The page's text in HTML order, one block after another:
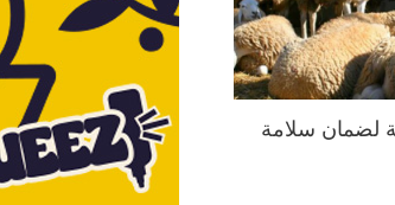
لضمان سلامة